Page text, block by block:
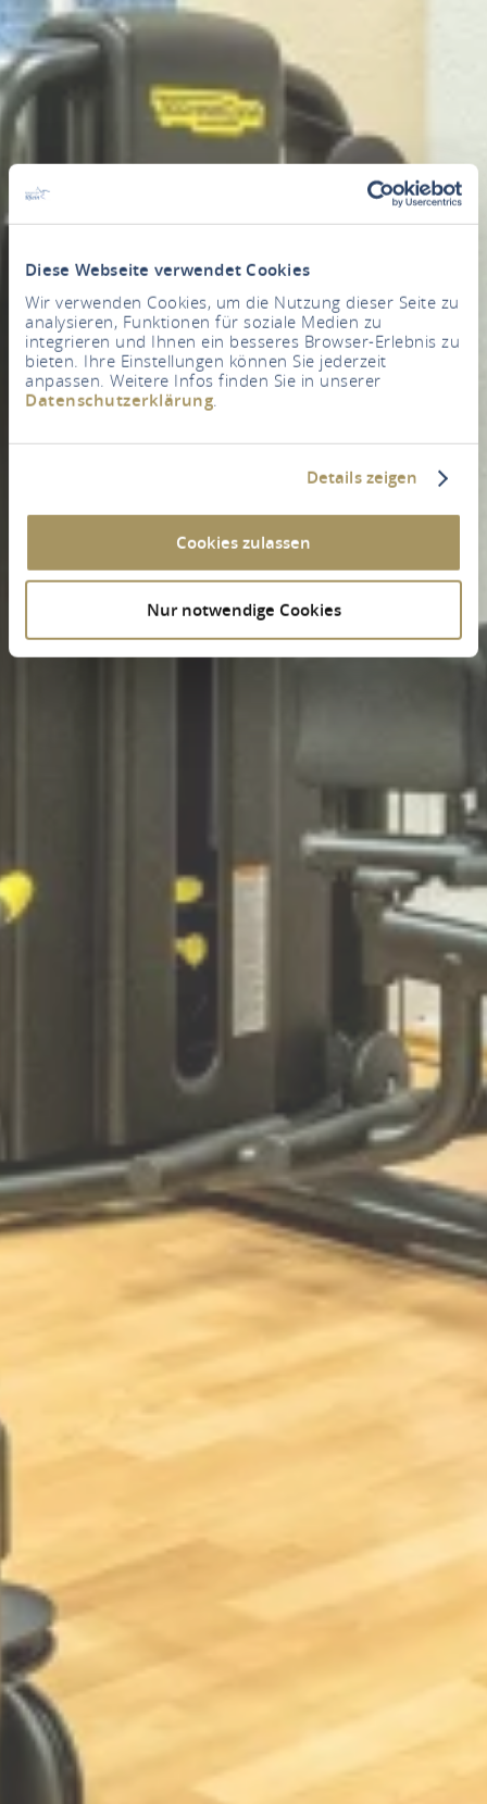
Diese Webseite verwendet Cookies
Wir verwenden Cookies, um die Nutzung dieser Seite zu
analysieren, Funktionen für soziale Medien zu
integrieren und Ihnen ein besseres Browser-Erlebnis zu
bieten. Ihre Einstellungen können Sie jederzeit
anpassen. Weitere Infos finden Sie in unserer
Datenschutzerklärung.
Details zeigen
Cookies zulassen
Nur notwendige Cookies